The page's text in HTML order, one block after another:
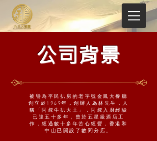
公司背景
被譽為平民扒房的老字號金鳳大餐廳
創立於1969年，創辦人為林先生，人
稱「阿叔牛扒大王」，阿叔入廚經驗
已達五十多年，曾於五星級酒店工
作，經過數十多年苦心經營，香港和
中山已開設了數間分店。